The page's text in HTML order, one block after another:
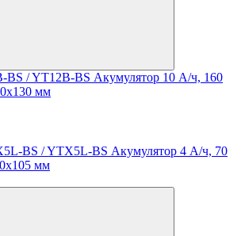
BS / YT12B-BS Акумулятор 10 А/ч, 160
мм